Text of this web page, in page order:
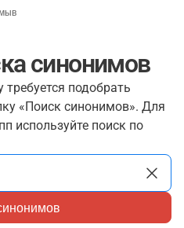
синонимов
подобрать
«Поиск синонимов». Для
используйте поиск по